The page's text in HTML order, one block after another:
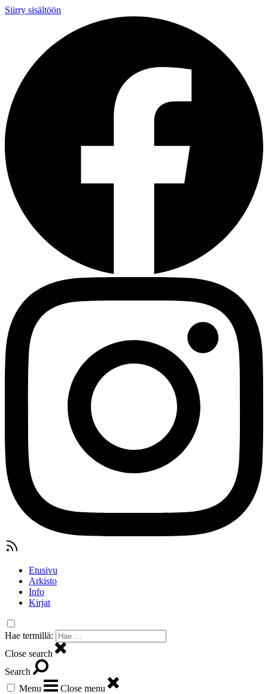
Siirry sisältöön
Etusivu
Arkisto
Info
Kirjat
Hae termillä:
Close search
Search
Menu
Close menu